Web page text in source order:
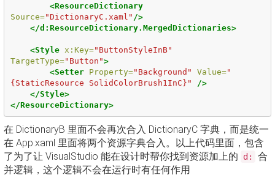
<ResourceDictionary
Source="DictionaryC.xaml" />
</d:ResourceDictionary.MergedDictionaries>
<Style x:Key="ButtonStyleInB"
TargetType="Button">
<Setter
Property="Background" Value="
{StaticResource SolidColorBrush1InC}"
/>
</Style>
</ResourceDictionary>
在 DictionaryB 里面不会再次合入 DictionaryC 字典，而是统一
在 App.xaml 里面将两个资源字典合入。以上代码里面，包含
了为了让 VisualStudio 能在设计时帮你找到资源加上的
d:
合
并逻辑，这个逻辑不会在运行时有任何作用